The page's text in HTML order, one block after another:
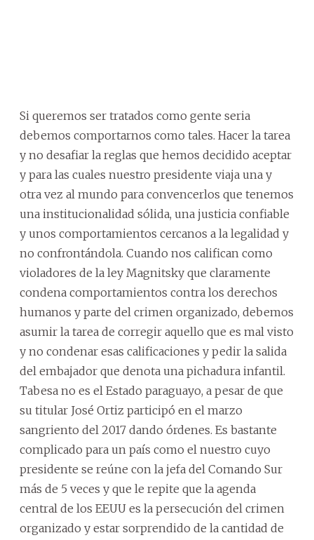
Si queremos ser tratados como gente seria
debemos comportarnos como tales. Hacer la tarea
y no desafiar la reglas que hemos decidido aceptar
y para las cuales nuestro presidente viaja una y
otra vez al mundo para convencerlos que tenemos
una institucionalidad sólida, una justicia confiable
y unos comportamientos cercanos a la legalidad y
no confrontándola. Cuando nos califican como
violadores de la ley Magnitsky que claramente
condena comportamientos contra los derechos
humanos y parte del crimen organizado, debemos
asumir la tarea de corregir aquello que es mal visto
y no condenar esas calificaciones y pedir la salida
del embajador que denota una pichadura infantil.
Tabesa no es el Estado paraguayo, a pesar de que
su titular José Ortiz participó en el marzo
sangriento del 2017 dando órdenes. Es bastante
complicado para un país como el nuestro cuyo
presidente se reúne con la jefa del Comando Sur
más de 5 veces y que le repite que la agenda
central de los EEUU es la persecución del crimen
organizado y estar sorprendido de la cantidad de